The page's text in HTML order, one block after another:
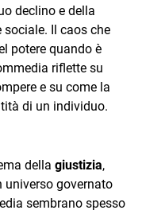
declino e della
sociale. Il caos che
potere quando è
riflette su
e su come la
di un individuo.
della giustizia,
universo governato
sembrano spesso